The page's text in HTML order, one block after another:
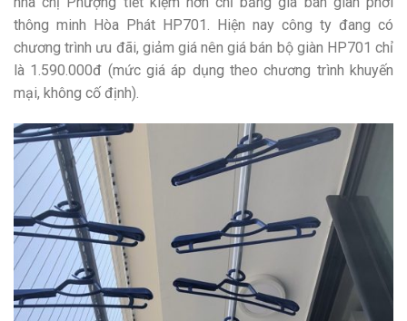
thông minh Hòa Phát HP701. Hiện nay công ty đang có
chương trình ưu đãi, giảm giá nên giá bán bộ giàn HP701 chỉ
là 1.590.000đ (mức giá áp dụng theo chương trình khuyến
mại, không cố định).